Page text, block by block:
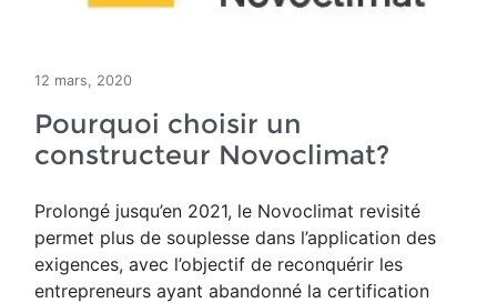
12 mars, 2020
Pourquoi choisir un
constructeur Novoclimat?
Prolongé jusqu’en 2021, le Novoclimat revisité
permet plus de souplesse dans l’application des
exigences, avec l’objectif de reconquérir les
entrepreneurs ayant abandonné la certification